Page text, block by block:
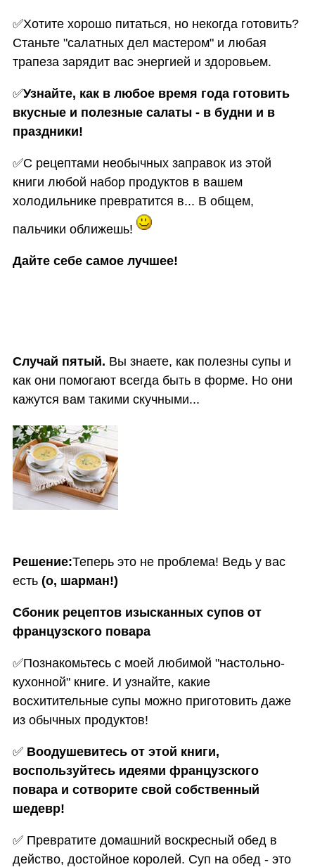
✅Хотите хорошо питаться, но некогда готовить?
Станьте "салатных дел мастером" и любая
трапеза зарядит вас энергией и здоровьем.
✅Узнайте, как в любое время года готовить
вкусные и полезные салаты - в будни и в
праздники!
✅С рецептами необычных заправок из этой
книги любой набор продуктов в вашем
холодильнике превратится в... В общем,
пальчики оближешь!
Дайте себе самое лучшее!
Случай пятый. Вы знаете, как полезны супы и
как они помогают всегда быть в форме. Но они
кажутся вам такими скучными...
Решение:Теперь это не проблема! Ведь у вас
есть (о, шарман!)
Сбоник рецептов изысканных супов от
французского повара
✅Познакомьтесь с моей любимой "настольно-
кухонной" книге. И узнайте, какие
восхитительные супы можно приготовить даже
из обычных продуктов!
✅ Воодушевитесь от этой книги,
воспользуйтесь идеями французского
повара и сотворите свой собственный
шедевр!
✅ Превратите домашний воскресный обед в
действо, достойное королей. Суп на обед - это